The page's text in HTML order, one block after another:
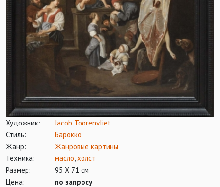
Художник:
Jacob Toorenvliet
Стиль:
Барокко
Жанр:
Жанровые картины
Техника:
масло холст
Размер:
95 Х 71 см
Цена:
по запросу